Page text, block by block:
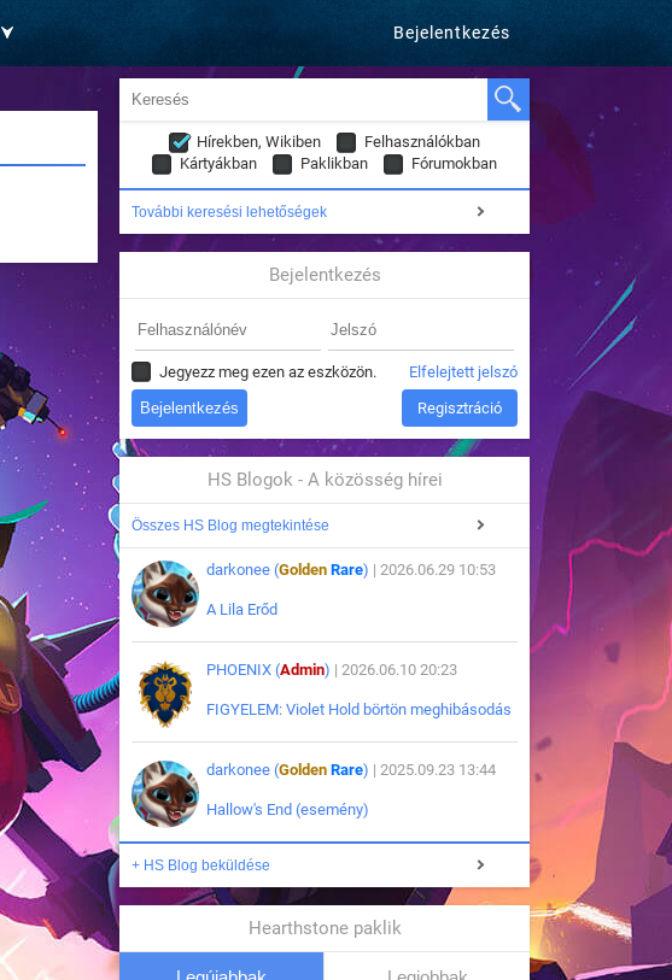
Bejelentkezés
Hírekben, Wikiben
Felhasználókban
Kártyákban
Paklikban Fórumokban
További keresési lehetőségek
Bejelentkezés
Jegyezz meg ezen az eszközön. Elfelejtett jelszó
Regisztráció
HS Blogok - A közösség hírei
Összes HS Blog megtekintése
darkonee (Golden Rare) | 2026.06.29 10:53
A Lila Erőd
PHOENIX (Admin) | 2026.06.10 20:23
FIGYELEM: Violet Hold börtön meghibásodás
darkonee (Golden Rare) | 2025.09.23 13:44
Hallow's End (esemény)
+ HS Blog beküldése
Hearthstone paklik